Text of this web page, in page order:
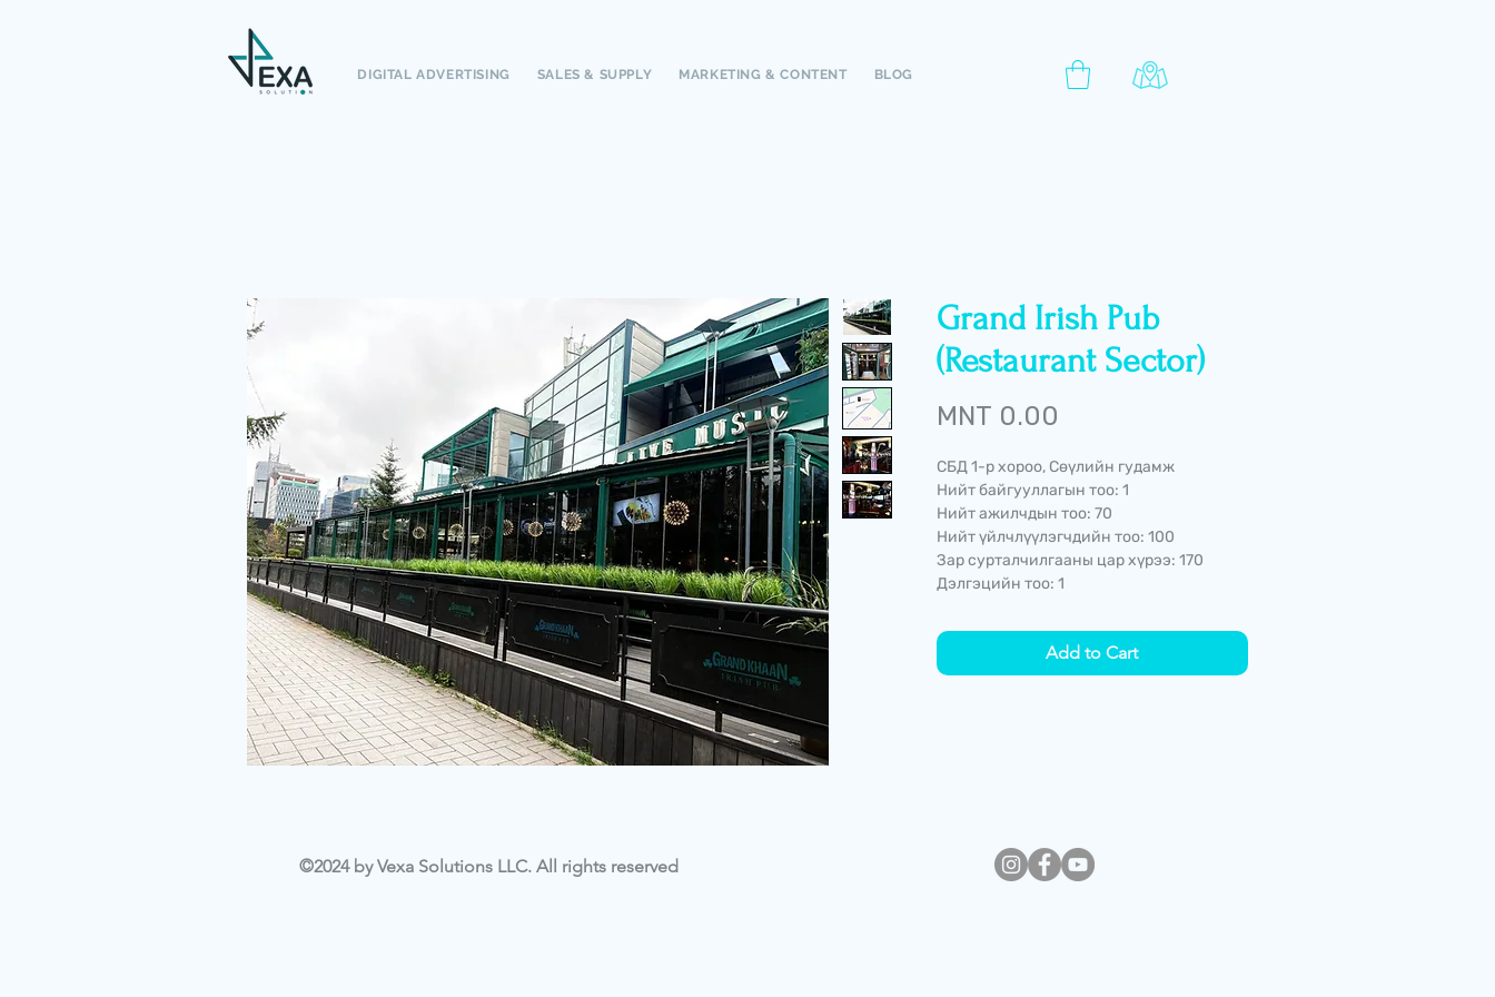
DIGITAL ADVERTISING SALES & SUPPLY MARKETING & CONTENT BLOG
Grand Irish Pub
(Restaurant Sector)
MNT 0.00
СБД 1-р хороо, Сөүлийн гудамж
Нийт байгууллагын тоо: 1
Нийт ажилчдын тоо: 70
Нийт үйлчлүүлэгчдийн тоо: 100
Зар сурталчилгааны цар хүрээ: 170
Дэлгэцийн тоо: 1
Add to Cart
©2024 by Vexa Solutions LLC. All rights reserved